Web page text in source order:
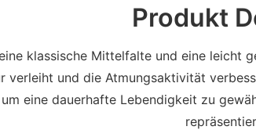
Produkt
klassische Mittelfalte und eine
verleiht und die Atmungsaktivität
eine dauerhafte Lebendigkeit zu